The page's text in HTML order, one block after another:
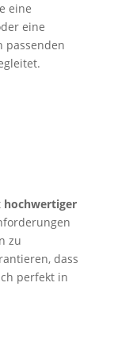
eine
eine
passenden
hochwertiger
zu
dass
perfekt in